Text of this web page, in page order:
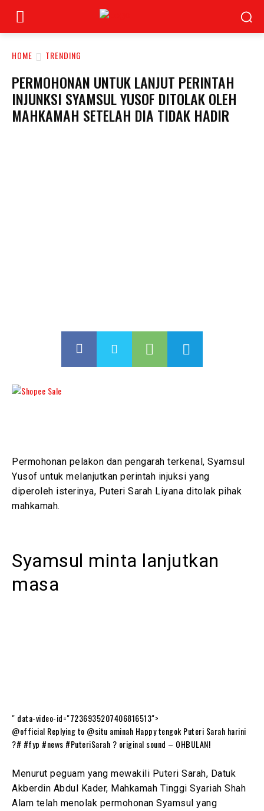
HOME TRENDING
PERMOHONAN UNTUK LANJUT PERINTAH
INJUNKSI SYAMSUL YUSOF DITOLAK OLEH
MAHKAMAH SETELAH DIA TIDAK HADIR
Permohonan pelakon dan pengarah terkenal, Syamsul
Yusof untuk melanjutkan perintah injuksi yang
diperoleh isterinya, Puteri Sarah Liyana ditolak pihak
mahkamah.
Syamsul minta lanjutkan
masa
" data-video-id="7236935207406816513">
@official Replying to @situ aminah Happy tengok Puteri Sarah harini
?# #fyp #news #PuteriSarah ? original sound – OHBULAN!
Menurut peguam yang mewakili Puteri Sarah, Datuk
Akberdin Abdul Kader, Mahkamah Tinggi Syariah Shah
Alam telah menolak permohonan Syamsul yang